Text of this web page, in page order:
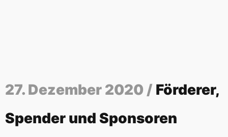
27. Dezember 2020 / Förderer,
Spender und Sponsoren